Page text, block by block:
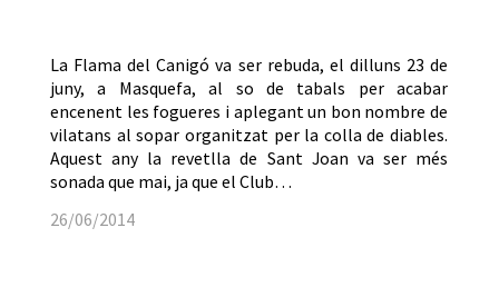
La Flama del Canigó va ser rebuda, el dilluns 23 de
juny, a Masquefa, al so de tabals per acabar
encenent les fogueres i aplegant un bon nombre de
vilatans al sopar organitzat per la colla de diables.
Aquest any la revetlla de Sant Joan va ser més
sonada que mai, ja que el Club…
26/06/2014